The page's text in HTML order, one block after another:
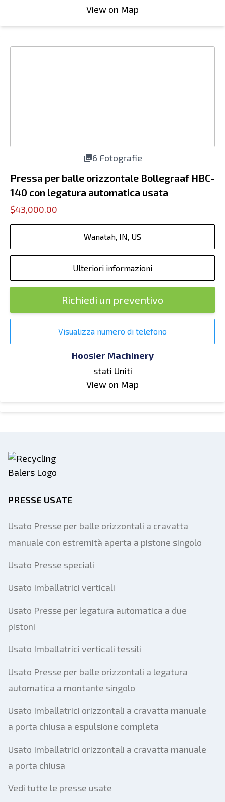
View on Map
6 Fotografie
Pressa per balle orizzontale Bollegraaf HBC-
140 con legatura automatica usata
$43,000.00
Wanatah, IN, US
Ulteriori informazioni
Richiedi un preventivo
Visualizza numero di telefono
Hoosier Machinery
stati Uniti
View on Map
PRESSE USATE
Usato Presse per balle orizzontali a cravatta
manuale con estremità aperta a pistone singolo
Usato Presse speciali
Usato Imballatrici verticali
Usato Presse per legatura automatica a due
pistoni
Usato Imballatrici verticali tessili
Usato Presse per balle orizzontali a legatura
automatica a montante singolo
Usato Imballatrici orizzontali a cravatta manuale
a porta chiusa a espulsione completa
Usato Imballatrici orizzontali a cravatta manuale
a porta chiusa
Vedi tutte le presse usate